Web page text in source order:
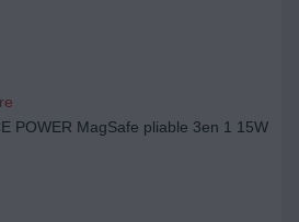
POWER MagSafe pliable 3en 1 15W